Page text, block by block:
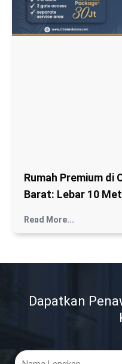
Rumah Premium di
Barat: Lebar 10
Read More...
Dapatkan
Nama